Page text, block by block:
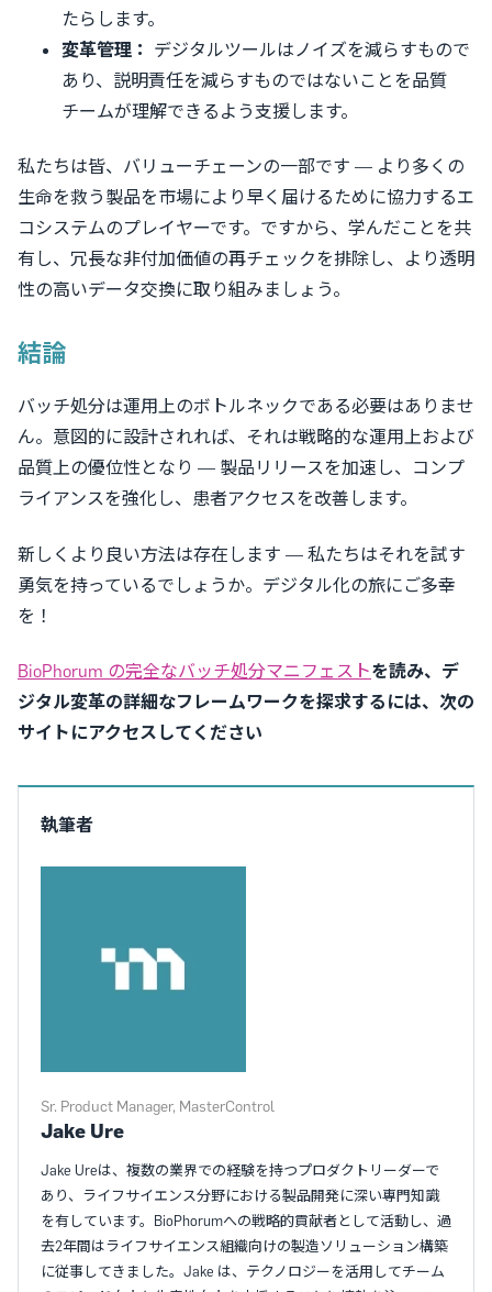
たらします。
変革管理： デジタルツールはノイズを減らすもので
あり、説明責任を減らすものではないことを品質
チームが理解できるよう支援します。
私たちは皆、バリューチェーンの一部です — より多くの
生命を救う製品を市場により早く届けるために協力するエ
コシステムのプレイヤーです。ですから、学んだことを共
有し、冗長な非付加価値の再チェックを排除し、より透明
性の高いデータ交換に取り組みましょう。
結論
バッチ処分は運用上のボトルネックである必要はありませ
ん。意図的に設計されれば、それは戦略的な運用上および
品質上の優位性となり — 製品リリースを加速し、コンプ
ライアンスを強化し、患者アクセスを改善します。
新しくより良い方法は存在します — 私たちはそれを試す
勇気を持っているでしょうか。デジタル化の旅にご多幸
を！
BioPhorum の完全なバッチ処分マニフェストを読み、デ
ジタル変革の詳細なフレームワークを探求するには、次の
サイトにアクセスしてください
執筆者
Sr. Product Manager, MasterControl
Jake Ure
Jake Ureは、複数の業界での経験を持つプロダクトリーダーで
あり、ライフサイエンス分野における製品開発に深い専門知識
を有しています。BioPhorumへの戦略的貢献者として活動し、過
去2年間はライフサイエンス組織向けの製造ソリューション構築
に従事してきました。Jake は、テクノロジーを活用してチーム